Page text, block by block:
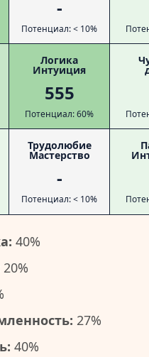
-
Потенциал: < 10%
Логика
Интуиция
555
Потенциал: 60%
Трудолюбие
Мастерство
-
Потенциал: < 10%
40%
20%
27%
40%